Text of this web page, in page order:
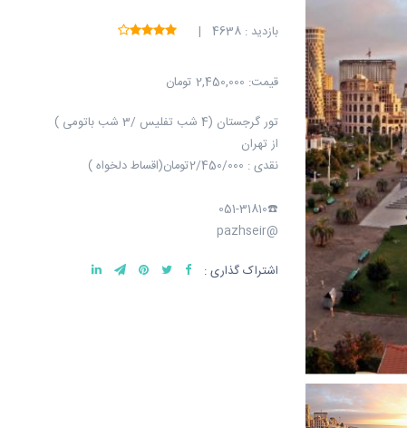
بازدید : 4638 |
قیمت: 2,450,000 تومان
تور گرجستان (4 شب تفلیس /3 شب باتومی )
از تهران
نقدی : 2/450/000تومان(اقساط دلخواه )
☎️051-31810
@pazhseir
اشتراک گذاری :